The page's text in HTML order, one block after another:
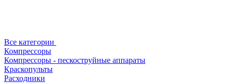
Все категории
Компрессоры
Компрессоры - пескоструйные аппараты
Краскопульты
Расходники